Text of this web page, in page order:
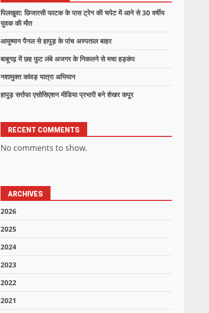
पिलखुवा: छिजारसी फाटक के पास ट्रेन की चपेट में आने से 30 वर्षीय
युवक की मौत
आयुष्मान पैनल से हापुड़ के पांच अस्पताल बाहर
बाबूगढ़ में छह फुट लंबे अजगर के निकलने से मचा हड़कंप
नशामुक्त कांवड़ यात्रा अभियान
हापुड़ सर्राफा एसोसिएशन मीडिया प्रभारी बने शेखर कपूर
RECENT COMMENTS
No comments to show.
ARCHIVES
2026
2025
2024
2023
2022
2021